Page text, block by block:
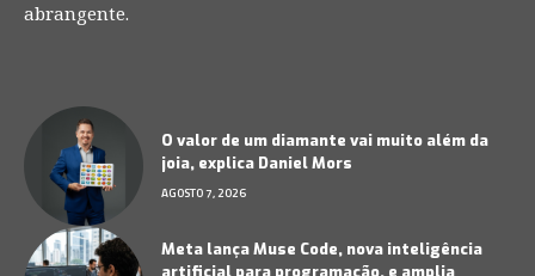
abrangente.
O valor de um diamante vai muito além da
joia, explica Daniel Mors
AGOSTO 7, 2026
Meta lança Muse Code, nova inteligência
artificial para programação, e amplia